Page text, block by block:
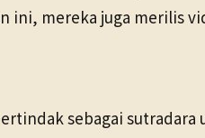
ini, mereka juga merilis
sebagai